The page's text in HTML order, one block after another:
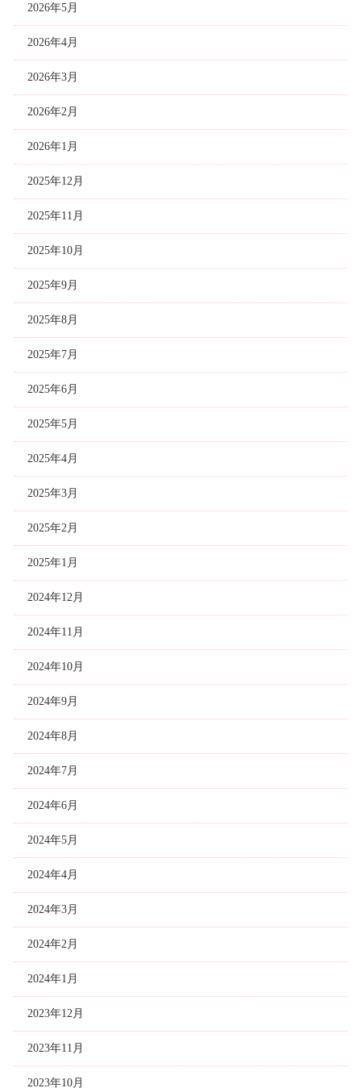
2026年5月
2026年4月
2026年3月
2026年2月
2026年1月
2025年12月
2025年11月
2025年10月
2025年9月
2025年8月
2025年7月
2025年6月
2025年5月
2025年4月
2025年3月
2025年2月
2025年1月
2024年12月
2024年11月
2024年10月
2024年9月
2024年8月
2024年7月
2024年6月
2024年5月
2024年4月
2024年3月
2024年2月
2024年1月
2023年12月
2023年11月
2023年10月